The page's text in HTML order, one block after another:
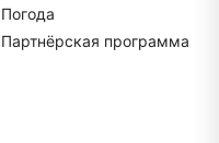
Погода
Партнёрская программа